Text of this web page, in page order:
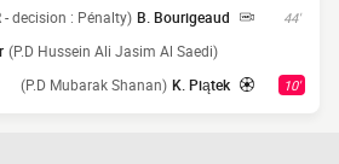
44'
B. Bourigeaud
- decision : Pénalty)
(P.D Hussein Ali Jasim Al Saedi)
10'
K. Piątek
(P.D Mubarak Shanan)